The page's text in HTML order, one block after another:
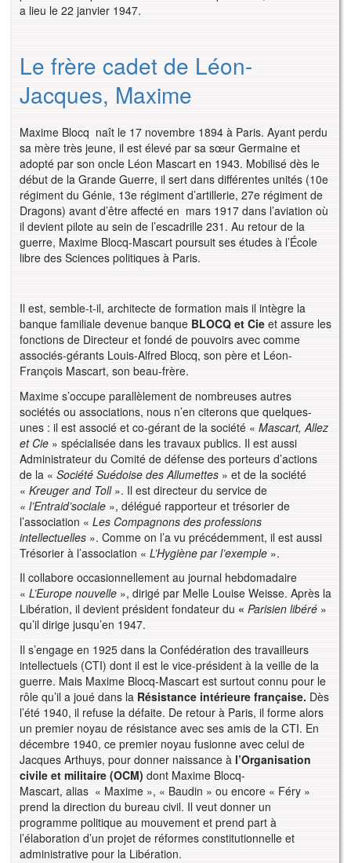
a lieu le 22 janvier 1947.
Le frère cadet de Léon-
Jacques, Maxime 
Maxime Blocq naît le 17 novembre 1894 à Paris. Ayant perdu
sa mère très jeune, il est élevé par sa sœur Germaine et
adopté par son oncle Léon Mascart en 1943. Mobilisé dès le
début de la Grande Guerre, il sert dans différentes unités (10e
régiment du Génie, 13e régiment d’artillerie, 27e régiment de
Dragons) avant d’être affecté en mars 1917 dans l’aviation où
il devient pilote au sein de l’escadrille 231. Au retour de la
guerre, Maxime Blocq-Mascart poursuit ses études à l’École
libre des Sciences politiques à Paris.
Il est, semble-t-il, architecte de formation mais il intègre la
banque familiale devenue banque BLOCQ et Cie et assure les
fonctions de Directeur et fondé de pouvoirs avec comme
associés-gérants Louis-Alfred Blocq, son père et Léon-
François Mascart, son beau-frère.
Maxime s’occupe parallèlement de nombreuses autres
sociétés ou associations, nous n’en citerons que quelques-
unes : il est associé et co-gérant de la société « Mascart, Allez
et Cie » spécialisée dans les travaux publics. Il est aussi
Administrateur du Comité de défense des porteurs d’actions
de la « Société Suédoise des Allumettes » et de la société
« Kreuger and Toll». Il est directeur du service de
« l’Entraid’sociale », délégué rapporteur et trésorier de
l’association « Les Compagnons des professions
intellectuelles ». Comme on l’a vu précédemment, il est aussi
Trésorier à l’association « L’Hygiène par l’exemple ».
Il collabore occasionnellement au journal hebdomadaire
« L’Europe nouvelle », dirigé par Melle Louise Weisse. Après la
Libération, il devient président fondateur du « Parisien libéré »
qu’il dirige jusqu’en 1947.
Il s’engage en 1925 dans la Confédération des travailleurs
intellectuels (CTI) dont il est le vice-président à la veille de la
guerre. Mais Maxime Blocq-Mascart est surtout connu pour le
rôle qu’il a joué dans la Résistance intérieure française. Dès
l’été 1940, il refuse la défaite. De retour à Paris, il forme alors
un premier noyau de résistance avec ses amis de la CTI. En
décembre 1940, ce premier noyau fusionne avec celui de
Jacques Arthuys, pour donner naissance à l’Organisation
civile et militaire (OCM) dont Maxime Blocq-
Mascart, alias « Maxime », « Baudin » ou encore « Féry »
prend la direction du bureau civil. Il veut donner un
programme politique au mouvement et prend part à
l’élaboration d’un projet de réformes constitutionnelle et
administrative pour la Libération.